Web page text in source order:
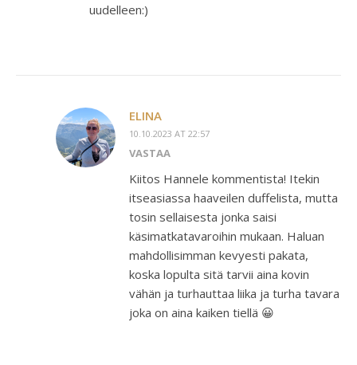
uudelleen:)
ELINA
10.10.2023 AT 22:57
VASTAA
Kiitos Hannele kommentista! Itekin
itseasiassa haaveilen duffelista, mutta
tosin sellaisesta jonka saisi
käsimatkatavaroihin mukaan. Haluan
mahdollisimman kevyesti pakata,
koska lopulta sitä tarvii aina kovin
vähän ja turhauttaa liika ja turha tavara
joka on aina kaiken tiellä 😀